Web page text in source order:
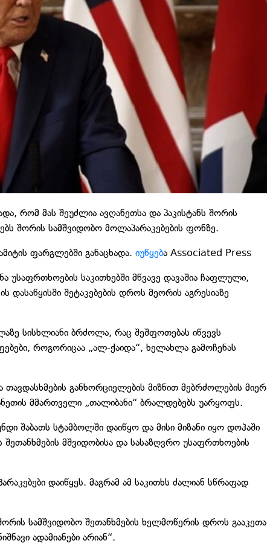
რომ მას შეუძლია ავღანეთსა და პაკისტანს შორის
შორის სამშვიდობო მოლაპარაკებების ფონზე.
ფარგლებში განაცხადა. იუწყება Associated Press
უსაფრთხოების საკითხებში მწვავე დავაშია ჩაფლული,
შეტაკებების დროს მეორის აგრესიაზე
სისხლიანი ბრძოლა, რაც შეშფოთებას იწვევს
როგორიცაა „ალ-ქაიდა“, ხელახლა გამოჩენას
თავდასხმების განხორციელების მიზნით მებრძოლების მიერ
მმართველი „თალიბანი“ ბრალდებებს უარყოფს.
შაბათს სტამბოლში დაიწყო და მისი მიზანი იყო დოჰაში
მშვიდობისა და სასაზღვრო უსაფრთხოების
დაიწყეს. მაგრამ ამ საკითხს ძალიან სწრაფად
სამშვიდობო შეთანხმების ხელმოწერის დროს გააკეთა
ადამიანები არიან“.